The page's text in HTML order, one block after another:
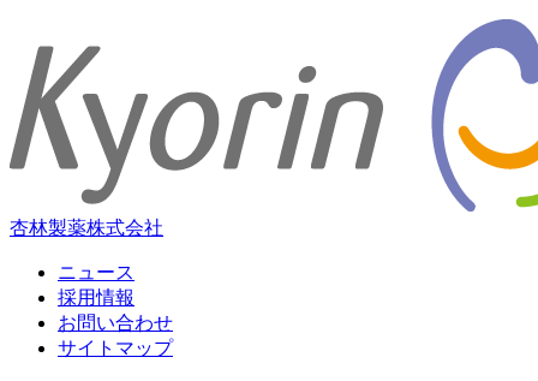
杏林製薬株式会社
ニュース
採用情報
お問い合わせ
サイトマップ